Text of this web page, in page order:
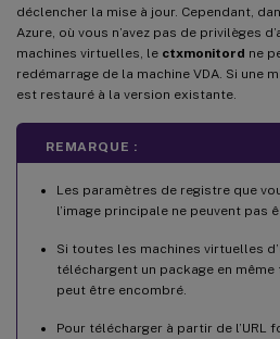
déclencher la mise à jour. Cependant,
Azure, où vous n’avez pas de privilèges
machines virtuelles, le ctxmonitord ne
redémarrage de la machine VDA. Si une
est restauré à la version existante.
REMARQUE :
Les paramètres de registre que
l’image principale ne peuvent pas
Si toutes les machines virtuelles
téléchargent un package en
peut être encombré.
Pour télécharger à partir de l’URL